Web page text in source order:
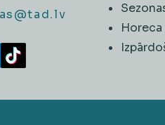
Horeca